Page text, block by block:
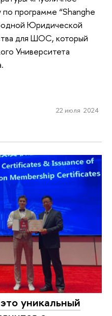
программе “Shanghe
Юридической
для ШОС, который
Университета
22 июля 2024
уникальный